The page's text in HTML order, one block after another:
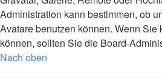
Administration kann bestimmen, ob
Avatare benutzen können. Wenn Sie
können, sollten Sie die Board-
Nach oben